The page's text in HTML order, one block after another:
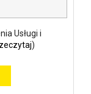
Usługi i
)